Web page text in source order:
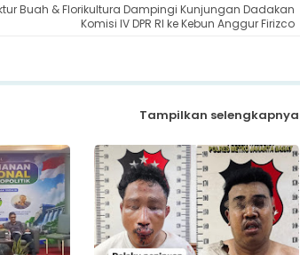
Buah & Florikultura Dampingi Kunjungan Dadakan
Komisi IV DPR RI ke Kebun Anggur Firizco
Tampilkan selengkapnya